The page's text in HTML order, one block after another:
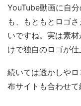
YouTube動画に自
も、もともとロゴ
いですね。実は素
けで独自のロゴが仕
続いては透かしや
布サイトも合わせて